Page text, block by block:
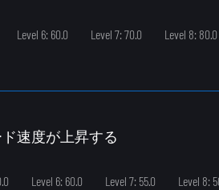
Level 6: 60.0 Level 7: 70.0 Level 8: 80.0
速度が上昇する
Level 6: 60.0 Level 7: 55.0 Level 8: